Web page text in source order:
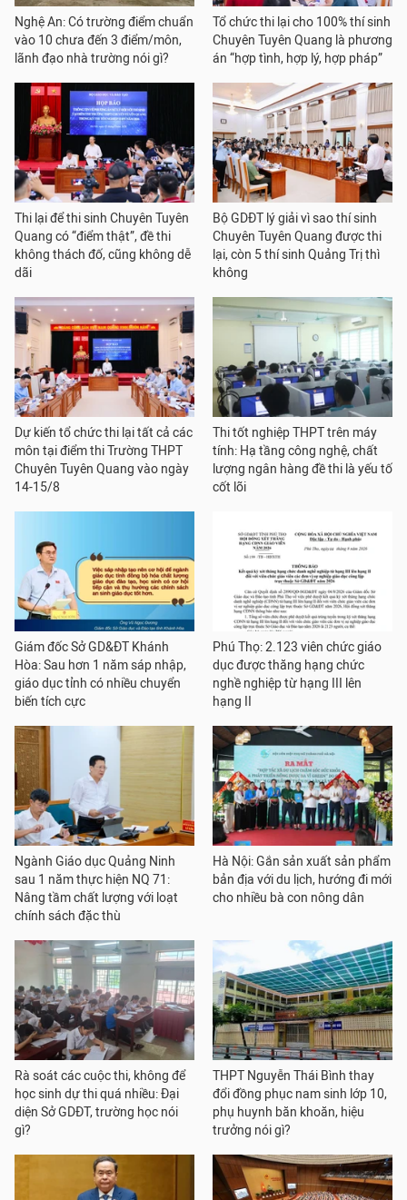
Nghệ An: Có trường điểm chuẩn
vào 10 chưa đến 3 điểm/môn,
lãnh đạo nhà trường nói gì?
Tổ chức thi lại cho 100% thí sinh
Chuyên Tuyên Quang là phương
án “hợp tình, hợp lý, hợp pháp”
Thi lại để thi sinh Chuyên Tuyên
Quang có “điểm thật”, đề thi
không thách đố, cũng không dễ
dãi
Bộ GDĐT lý giải vì sao thí sinh
Chuyên Tuyên Quang được thi
lại, còn 5 thí sinh Quảng Trị thì
không
Dự kiến tổ chức thi lại tất cả các
môn tại điểm thi Trường THPT
Chuyên Tuyên Quang vào ngày
14-15/8
Thi tốt nghiệp THPT trên máy
tính: Hạ tầng công nghệ, chất
lượng ngân hàng đề thi là yếu tố
cốt lõi
Giám đốc Sở GD&ĐT Khánh
Hòa: Sau hơn 1 năm sáp nhập,
giáo dục tỉnh có nhiều chuyển
biến tích cực
Phú Thọ: 2.123 viên chức giáo
dục được thăng hạng chức
nghề nghiệp từ hạng III lên
hạng II
Ngành Giáo dục Quảng Ninh
sau 1 năm thực hiện NQ 71:
Nâng tầm chất lượng với loạt
chính sách đặc thù
Hà Nội: Gắn sản xuất sản phẩm
bản địa với du lịch, hướng đi mới
cho nhiều bà con nông dân
Rà soát các cuộc thi, không để
học sinh dự thi quá nhiều: Đại
diện Sở GDĐT, trường học nói
gì?
THPT Nguyễn Thái Bình thay
đổi đồng phục nam sinh lớp 10,
phụ huynh băn khoăn, hiệu
trưởng nói gì?